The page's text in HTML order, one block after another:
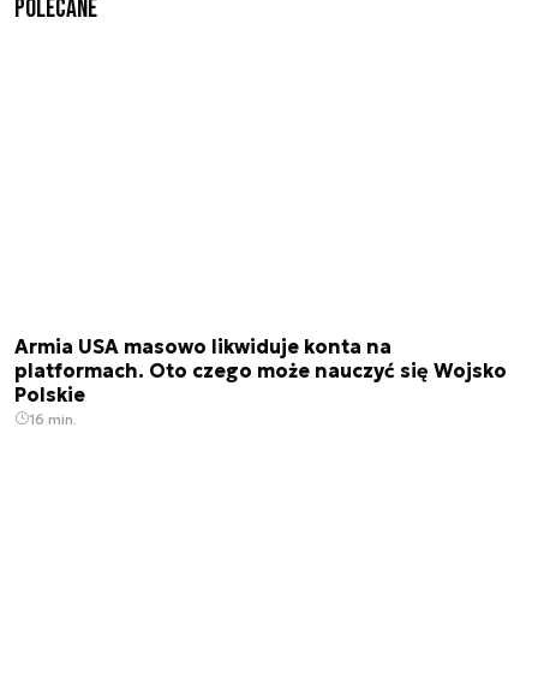
Polecane
Armia USA masowo likwiduje konta na
platformach. Oto czego może nauczyć się Wojsko
Polskie
16 min.